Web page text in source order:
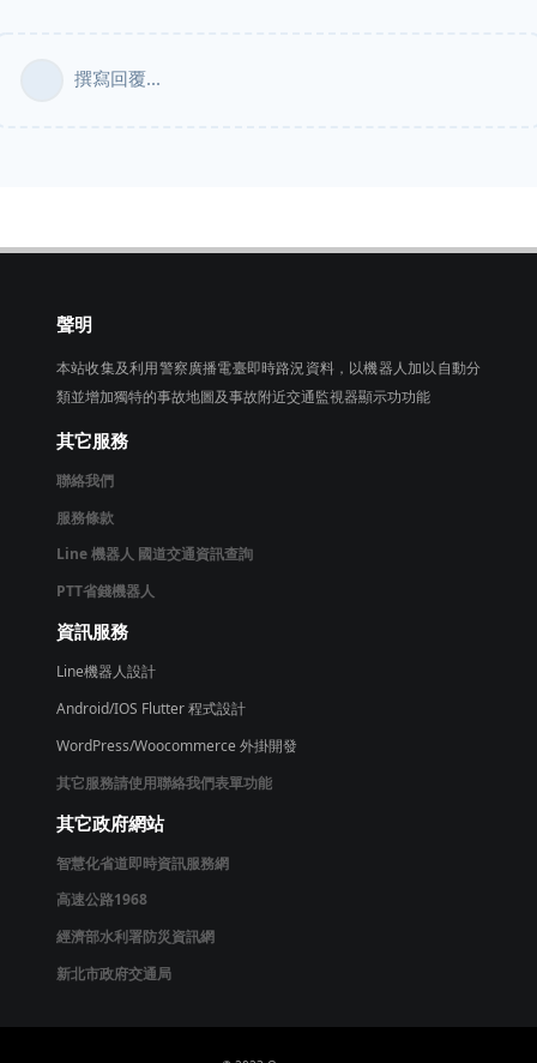
撰寫回覆...
聲明
本站收集及利用警察廣播電臺即時路況資料，以機器人加以自動分
類並增加獨特的事故地圖及事故附近交通監視器顯示功功能
其它服務
聯絡我們
服務條款
Line 機器人 國道交通資訊查詢
PTT省錢機器人
資訊服務
Line機器人設計
Android/IOS Flutter 程式設計
WordPress/Woocommerce 外掛開發
其它服務請使用聯絡我們表單功能
其它政府網站
智慧化省道即時資訊服務網
高速公路1968
經濟部水利署防災資訊網
新北市政府交通局